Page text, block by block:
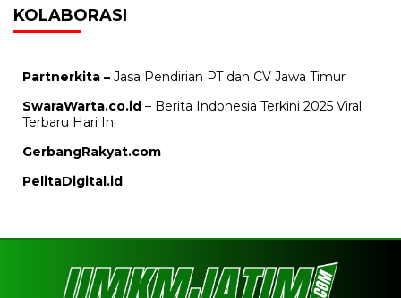
KOLABORASI
Partnerkita – Jasa Pendirian PT dan CV Jawa Timur
SwaraWarta.co.id – Berita Indonesia Terkini 2025 Viral
Terbaru Hari Ini
GerbangRakyat.com
PelitaDigital.id